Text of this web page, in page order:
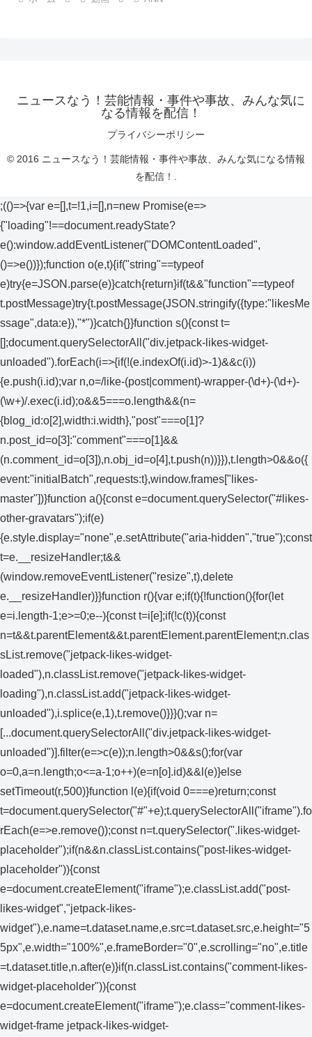
ニュースなう！芸能情報・事件や事故、みんな気に
なる情報を配信！
プライバシーポリシー
© 2016 ニュースなう！芸能情報・事件や事故、みんな気になる情報
を配信！.
;(()=>{var e=[],t=!1,i=[],n=new Promise(e=>
{"loading"!==document.readyState?
e():window.addEventListener("DOMContentLoaded",
()=>e())});function o(e,t){if("string"==typeof
e)try{e=JSON.parse(e)}catch{return}if(t&&"function"==typeof
t.postMessage)try{t.postMessage(JSON.stringify({type:"likesMe
ssage",data:e}),"*")}catch{}}function s(){const t=
[];document.querySelectorAll("div.jetpack-likes-widget-
unloaded").forEach(i=>{if(!(e.indexOf(i.id)>-1)&&c(i))
{e.push(i.id);var n,o=/like-(post|comment)-wrapper-(\d+)-(\d+)-
(\w+)/.exec(i.id);o&&5===o.length&&(n=
{blog_id:o[2],width:i.width},"post"===o[1]?
n.post_id=o[3]:"comment"===o[1]&&
(n.comment_id=o[3]),n.obj_id=o[4],t.push(n))}}),t.length>0&&o({
event:"initialBatch",requests:t},window.frames["likes-
master"])}function a(){const e=document.querySelector("#likes-
other-gravatars");if(e)
{e.style.display="none",e.setAttribute("aria-hidden","true");const
t=e.__resizeHandler;t&&
(window.removeEventListener("resize",t),delete
e.__resizeHandler)}}function r(){var e;if(t){!function(){for(let
e=i.length-1;e>=0;e--){const t=i[e];if(!c(t)){const
n=t&&t.parentElement&&t.parentElement.parentElement;n.clas
sList.remove("jetpack-likes-widget-
loaded"),n.classList.remove("jetpack-likes-widget-
loading"),n.classList.add("jetpack-likes-widget-
unloaded"),i.splice(e,1),t.remove()}}}();var n=
[...document.querySelectorAll("div.jetpack-likes-widget-
unloaded")].filter(e=>c(e));n.length>0&&s();for(var
o=0,a=n.length;o<=a-1;o++)(e=n[o].id)&&l(e)}else
setTimeout(r,500)}function l(e){if(void 0===e)return;const
t=document.querySelector("#"+e);t.querySelectorAll("iframe").fo
rEach(e=>e.remove());const n=t.querySelector(".likes-widget-
placeholder");if(n&&n.classList.contains("post-likes-widget-
placeholder")){const
e=document.createElement("iframe");e.classList.add("post-
likes-widget","jetpack-likes-
widget"),e.name=t.dataset.name,e.src=t.dataset.src,e.height="5
5px",e.width="100%",e.frameBorder="0",e.scrolling="no",e.title
=t.dataset.title,n.after(e)}if(n.classList.contains("comment-likes-
widget-placeholder")){const
e=document.createElement("iframe");e.class="comment-likes-
widget-frame jetpack-likes-widget-